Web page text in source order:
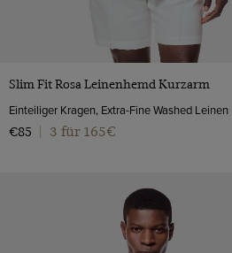
VORSCHAU
Slim Fit Rosa Leinenhemd Kurzarm
Einteiliger Kragen, Extra-Fine Washed Leinen
€85
3 für 165€